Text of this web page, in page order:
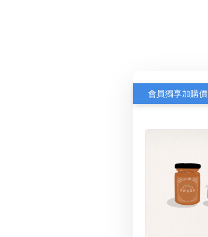
會員獨享加購價